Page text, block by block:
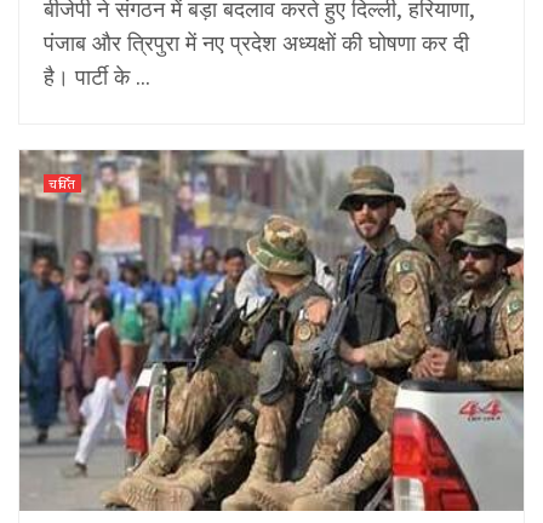
बीजेपी ने संगठन में बड़ा बदलाव करते हुए दिल्ली, हरियाणा,
पंजाब और त्रिपुरा में नए प्रदेश अध्यक्षों की घोषणा कर दी
है। पार्टी के ...
चर्चित